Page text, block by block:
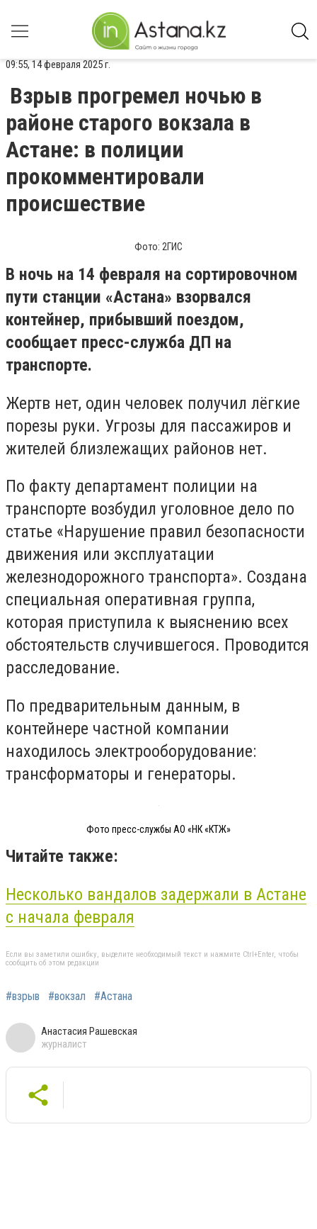
09:55, 14 февраля 2025 г.
Взрыв прогремел ночью в
районе старого вокзала в
Астане: в полиции
прокомментировали
происшествие
Фото: 2ГИС
В ночь на 14 февраля на сортировочном
пути станции «Астана» взорвался
контейнер, прибывший поездом,
сообщает пресс-служба ДП на
транспорте.
Жертв нет, один человек получил лёгкие
порезы руки. Угрозы для пассажиров и
жителей близлежащих районов нет.
По факту департамент полиции на
транспорте возбудил уголовное дело по
статье «Нарушение правил безопасности
движения или эксплуатации
железнодорожного транспорта». Создана
специальная оперативная группа,
которая приступила к выяснению всех
обстоятельств случившегося. Проводится
расследование.
По предварительным данным, в
контейнере частной компании
находилось электрооборудование:
трансформаторы и генераторы.
Фото пресс-службы АО «НК «КТЖ»
Читайте также:
Несколько вандалов задержали в Астане
с начала февраля
Если вы заметили ошибку, выделите необходимый текст и нажмите Ctrl+Enter, чтобы
сообщить об этом редакции
#взрыв #вокзал #Астана
Анастасия Рашевская
журналист